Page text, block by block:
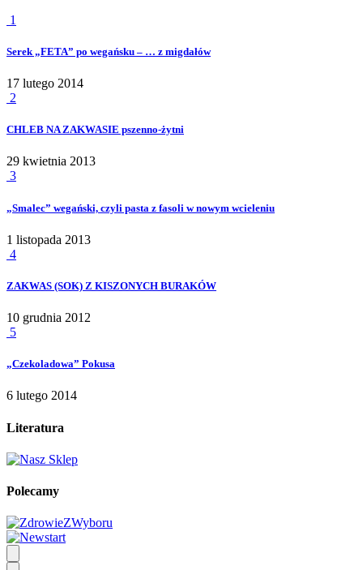
1
Serek „FETA” po wegańsku – … z migdałów
17 lutego 2014
2
CHLEB NA ZAKWASIE pszenno-żytni
29 kwietnia 2013
3
„Smalec” wegański, czyli pasta z fasoli w nowym wcieleniu
1 listopada 2013
4
ZAKWAS (SOK) Z KISZONYCH BURAKÓW
10 grudnia 2012
5
„Czekoladowa” Pokusa
6 lutego 2014
Literatura
Polecamy